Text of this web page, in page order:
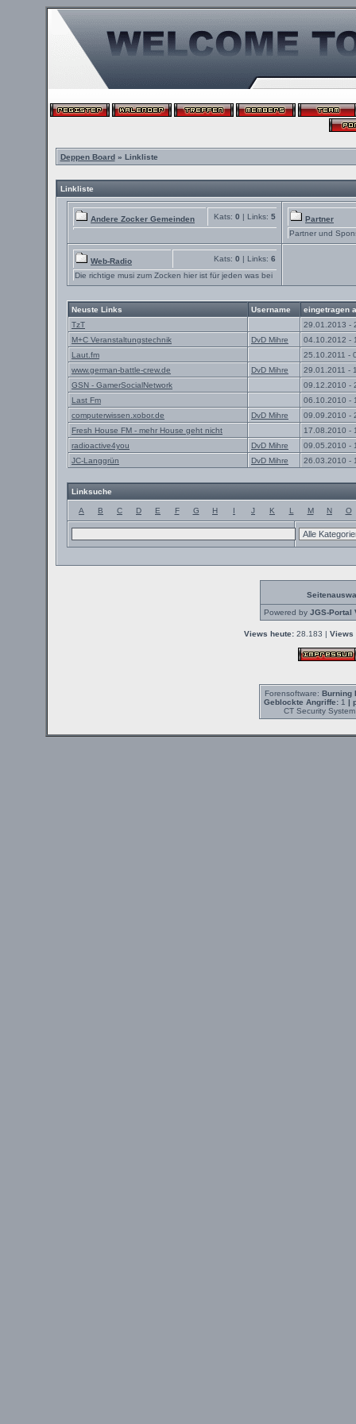
Deppen Board» Linkliste
Linkliste
Andere Zocker Gemeinden Kats: 0 | Links: 5
Partner
Partner und
Web-Radio Kats: 0 | Links: 6
Die richtige musi zum Zocken hier ist für jeden was bei
Neuste Links Username
eingetragen
TzT
29.01.2013 -
M+C Veranstaltungstechnik
DvD Mihre
04.10.2012 -
Laut.fm
25.10.2011 -
www.german-battle-crew.de
DvD Mihre
29.01.2011 -
GSN - GamerSocialNetwork
09.12.2010 -
Last Fm
06.10.2010 -
computerwissen.xobor.de
DvD Mihre
09.09.2010 -
Fresh House FM - mehr House geht nicht
17.08.2010 -
radioactive4you
DvD Mihre
09.05.2010 -
JC-Langgrün
DvD Mihre 26.03.2010 -
Linksuche
A B C D E F G H I J K L M N O
Powered by JGS-Portal
Views heute: 28.183 | Views
Forensoftware: Burning
Geblockte Angriffe:1 |
CT Security